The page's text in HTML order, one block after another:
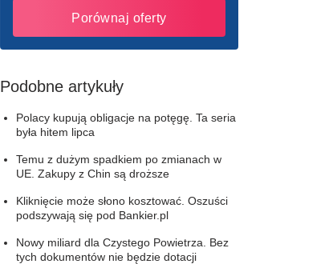
Porównaj oferty
Podobne artykuły
Polacy kupują obligacje na potęgę. Ta seria
była hitem lipca
Temu z dużym spadkiem po zmianach w
UE. Zakupy z Chin są droższe
Kliknięcie może słono kosztować. Oszuści
podszywają się pod Bankier.pl
Nowy miliard dla Czystego Powietrza. Bez
tych dokumentów nie będzie dotacji